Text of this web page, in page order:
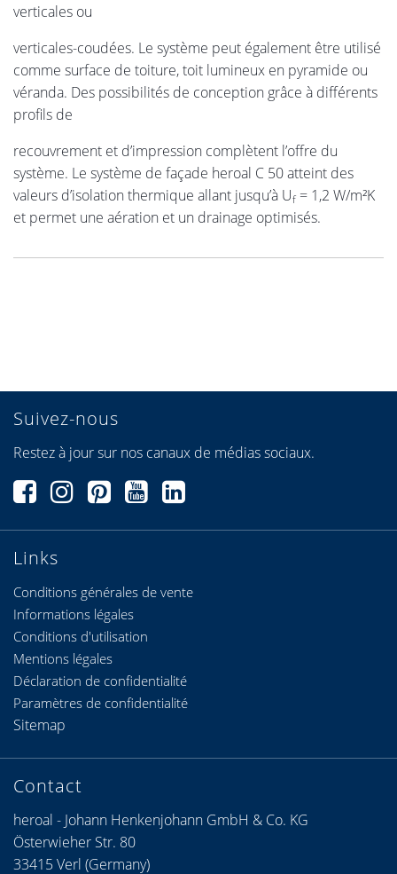
verticales ou
verticales-coudées. Le système peut également être utilisé
comme surface de toiture, toit lumineux en pyramide ou
véranda. Des possibilités de conception grâce à différents
profils de
recouvrement et d’impression complètent l’offre du
système. Le système de façade heroal C 50 atteint des
valeurs d’isolation thermique allant jusqu’à Uf = 1,2 W/m²K
et permet une aération et un drainage optimisés.
Links
Conditions générales de vente
Informations légales
Conditions d'utilisation
Suivez-nous
Restez à jour sur nos canaux de médias sociaux.
Contact
heroal - Johann Henkenjohann GmbH & Co. KG
Österwieher Str. 80
33415 Verl (Germany)
Mentions légales
Déclaration de confidentialité
Paramètres de confidentialité
Sitemap